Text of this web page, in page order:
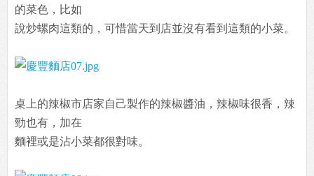
的菜色，比如
說炒螺肉這類的，可惜當天到店並沒有看到這類的小菜。
桌上的辣椒市店家自己製作的辣椒醬油，辣椒味很香，辣
勁也有，加在
麵裡或是沾小菜都很對味。